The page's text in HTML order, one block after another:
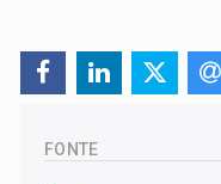
FONTE